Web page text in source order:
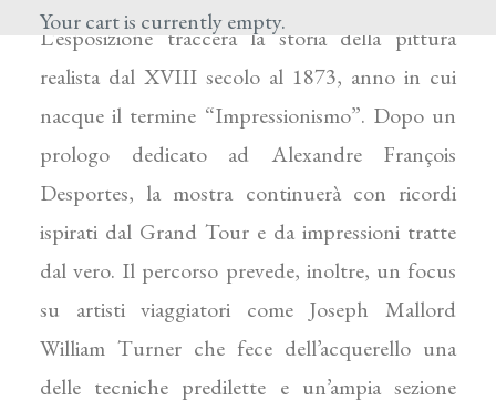
Your cart is currently empty.
L’esposizione traccerà la storia della pittura
realista dal XVIII secolo al 1873, anno in cui
nacque il termine “Impressionismo”. Dopo un
prologo dedicato ad Alexandre François
Desportes, la mostra continuerà con ricordi
ispirati dal Grand Tour e da impressioni tratte
dal vero. Il percorso prevede, inoltre, un focus
su artisti viaggiatori come Joseph Mallord
William Turner che fece dell’acquerello una
delle tecniche predilette e un’ampia sezione